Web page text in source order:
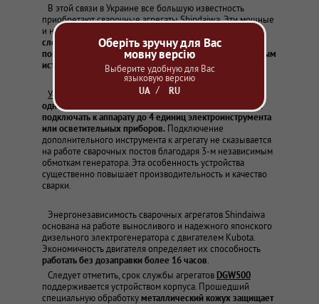
В этой связи в Украине все большую известность
приобретают сварочные агрегаты Shindaiwa. Эти мощные
и надежные установки
сложных сварочных работ при неблагоприятных
погодных условиях и отсутствии доступа к стационарным
источникам электрообеспечения.
Устройство генератораShindaiwa
одновременно с выполнением сварки двумя постами
подключать к аппарату до 4 единиц электроинструмента
или осветительных приборов. Подключение
дополнительного инструмента к агрегату не сказывается
на работе сварочных постов благодаря 3-м независимым
обмоткам генератора. Эта особенность устройства
существенно повышает производительность и качество
сварки.
Энергонезависимость сварочных агрегатов Shindaiwa
основана на работе выносливого и надежного японского
дизельного электрогенератора с двигателем Kubota.
Экономичность двигателя определяет их способность
работать без дозаправки более 16 часов.
Следует отметить, срок службы агрегатов DGW500
поддерживается устройством корпуса. Прошедший
специальную обработкуметаллический кожух защищает
Оберіть зручну для Вас
мовну версію
Выберите удобную для Вас
языковую версию
RU
UA